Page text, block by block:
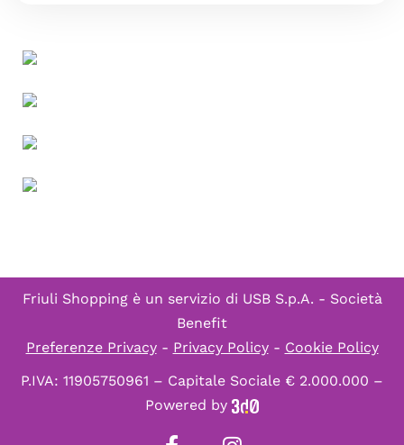
Friuli Shopping è un servizio di USB S.p.A. - Società
Benefit
Preferenze Privacy- Privacy Policy- Cookie Policy
P.IVA: 11905750961 – Capitale Sociale € 2.000.000 –
Powered by